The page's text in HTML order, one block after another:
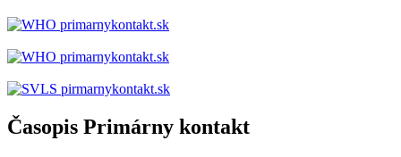
Časopis Primárny kontakt